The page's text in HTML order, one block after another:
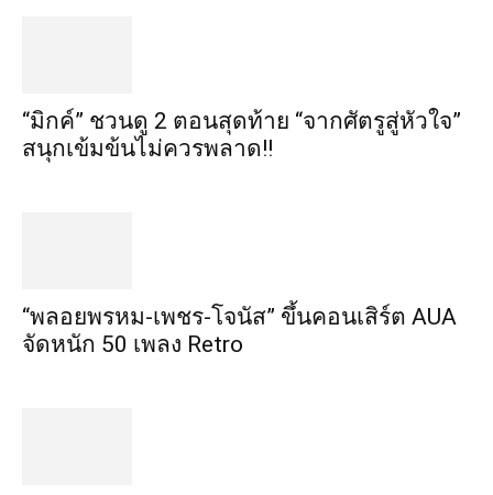
“มิกค์” ชวนดู 2 ตอนสุดท้าย “จากศัตรูสู่หัวใจ”
สนุกเข้มข้นไม่ควรพลาด!!
“พลอยพรหม-เพชร-โจนัส” ขึ้นคอนเสิร์ต AUA
จัดหนัก 50 เพลง Retro